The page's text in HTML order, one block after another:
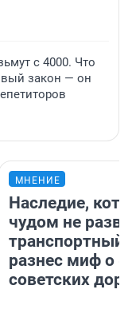
с 4000. Что
закон — он
МНЕНИЕ
Наследие,
чудом не
транспортный
разнес миф о
советских